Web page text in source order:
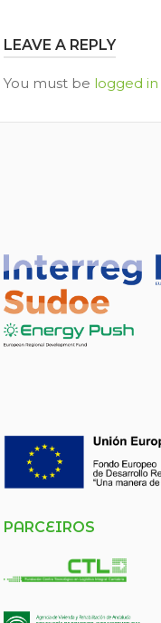
LEAVE A REPLY
You must be logged in
PARCEIROS